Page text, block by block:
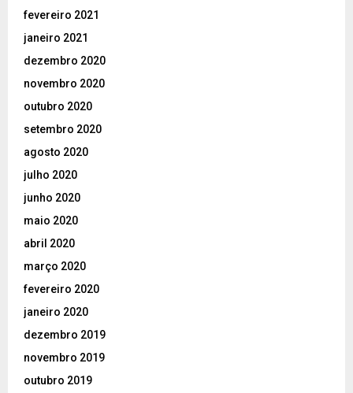
fevereiro 2021
janeiro 2021
dezembro 2020
novembro 2020
outubro 2020
setembro 2020
agosto 2020
julho 2020
junho 2020
maio 2020
abril 2020
março 2020
fevereiro 2020
janeiro 2020
dezembro 2019
novembro 2019
outubro 2019